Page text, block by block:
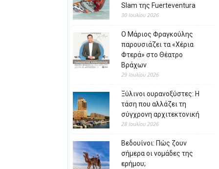
Slam της Fuerteventura
30 Ιουλίου 2026
Ο Μάριος Φραγκούλης
παρουσιάζει τα «Χέρια
Φτερά» στο Θέατρο
Βράχων
29 Ιουλίου 2026
Ξύλινοι ουρανοξύστες: Η
τάση που αλλάζει τη
σύγχρονη αρχιτεκτονική
28 Ιουλίου 2026
Βεδουίνοι: Πώς ζουν
σήμερα οι νομάδες της
ερήμου;